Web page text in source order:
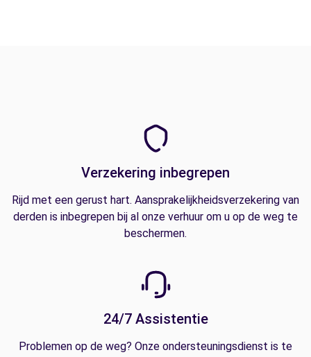
Verzekering inbegrepen
Rijd met een gerust hart. Aansprakelijkheidsverzekering van
derden is inbegrepen bij al onze verhuur om u op de weg te
beschermen.
24/7 Assistentie
Problemen op de weg? Onze ondersteuningsdienst is te